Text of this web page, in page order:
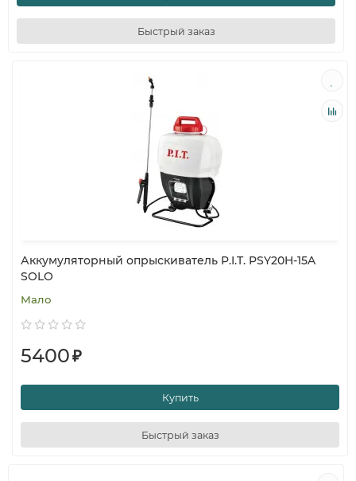
Быстрый заказ
Аккумуляторный опрыскиватель P.I.T. PSY20H-15A
SOLO
Мало
5400₽
Купить
Быстрый заказ